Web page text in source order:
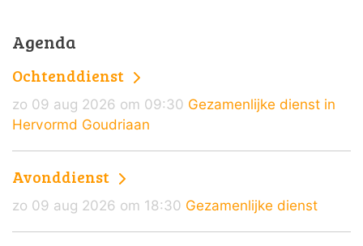
Agenda
Ochtenddienst
zo 09 aug 2026 om 09:30 Gezamenlijke dienst in
Hervormd Goudriaan
Avonddienst
zo 09 aug 2026 om 18:30 Gezamenlijke dienst